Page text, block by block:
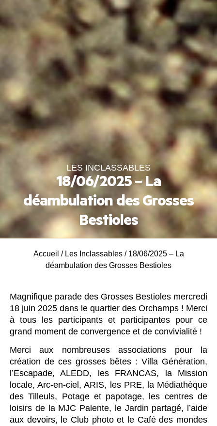
LES INCLASSABLES
18/06/2025 – La
déambulation des Grosses
Bestioles
Accueil / Les Inclassables/ 18/06/2025 – La
déambulation des Grosses Bestioles
Magnifique parade des Grosses Bestioles mercredi
18 juin 2025 dans le quartier des Orchamps ! Merci
à tous les participants et participantes pour ce
grand moment de convergence et de convivialité !
Merci aux nombreuses associations pour la
création de ces grosses bêtes : Villa Génération,
l’Escapade, ALEDD, les FRANCAS, la Mission
locale, Arc-en-ciel, ARIS, les PRE, la Médiathèque
des Tilleuls, Potage et papotage, les centres de
loisirs de la MJC Palente, le Jardin partagé, l’aide
aux devoirs, le Club photo et le Café des mondes